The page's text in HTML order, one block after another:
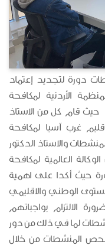
دورة لتجديد إعتماد
الأردنية لمكافحة
يوم الاثنين الموافق 12/12/202، حيث قام كل من الاستاذ
غرب آسيا لمكافحة
والاستاذ الدكتور
العالمية لمكافحة
حيث أكدا على اهمية
الوطني والاقليمي
الالتزام بواجباتهم
لما في ذلك من دور
المنشطات من خلال